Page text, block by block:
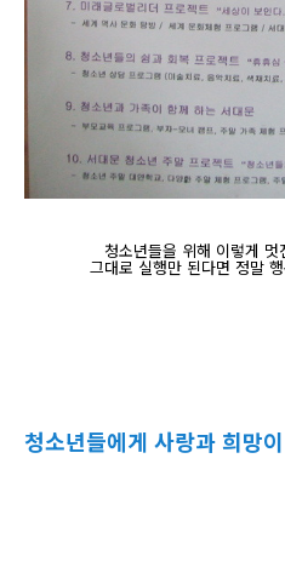
청소년들을 위해 이렇게
그대로 실행만 된다면 정말
청소년들에게 사랑과 희망